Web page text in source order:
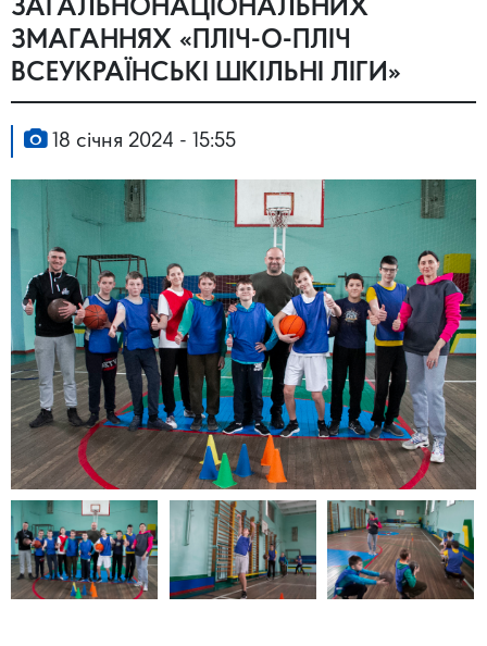
ЗАГАЛЬНОНАЦІОНАЛЬНИХ
ЗМАГАННЯХ «ПЛІЧ-О-ПЛІЧ
ВСЕУКРАЇНСЬКІ ШКІЛЬНІ ЛІГИ»
18 січня 2024 - 15:55